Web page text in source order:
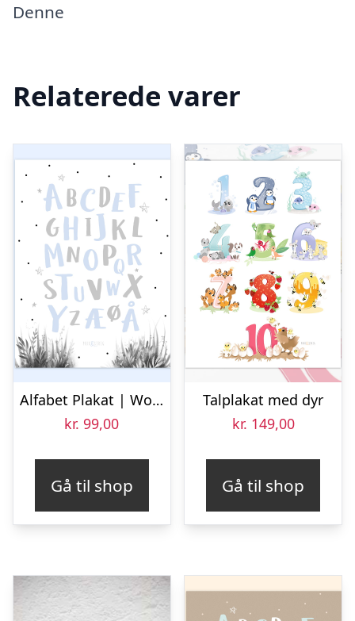
Denne
Relaterede varer
Alfabet Plakat | Woodland Hvid | Blå
kr. 99,00
Gå til shop
Talplakat med dyr
kr. 149,00
Gå til shop